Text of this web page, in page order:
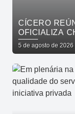
CÍCERO
OFICIALIZA
LIMA,
CONVOCA
5 de agosto de 2026